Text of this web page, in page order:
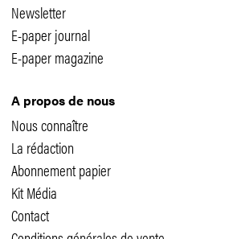
Newsletter
E-paper journal
E-paper magazine
A propos de nous
Nous connaître
La rédaction
Abonnement papier
Kit Média
Contact